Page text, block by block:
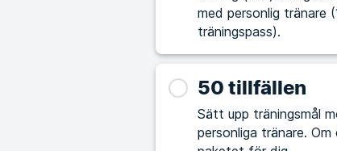
med personlig tränare
träningspass).
50 tillfällen
Sätt upp träningsmål
personliga tränare. Om du vill ta din träning och hälsa till nästa nivå är det här